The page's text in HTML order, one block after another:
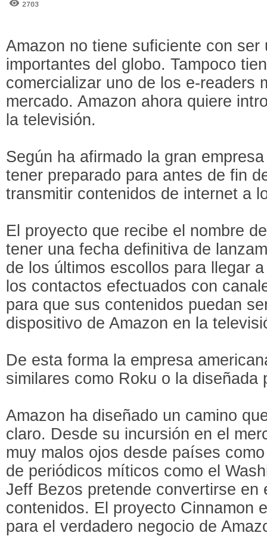
2703
Amazon no tiene suficiente con
importantes del globo. Tampoco
comercializar uno de los e-readers
mercado. Amazon ahora quiere
la televisión.
Según ha afirmado la gran
tener preparado para antes de fin
transmitir contenidos de internet a
El proyecto que recibe el nombre
tener una fecha definitiva de
de los últimos escollos para llegar
los contactos efectuados con
para que sus contenidos puedan
dispositivo de Amazon en la
De esta forma la empresa
similares como Roku o la diseñada
Amazon ha diseñado un camino
claro. Desde su incursión en el
muy malos ojos desde países
de periódicos míticos como el
Jeff Bezos pretende convertirse en
contenidos. El proyecto Cinnamon
para el verdadero negocio de